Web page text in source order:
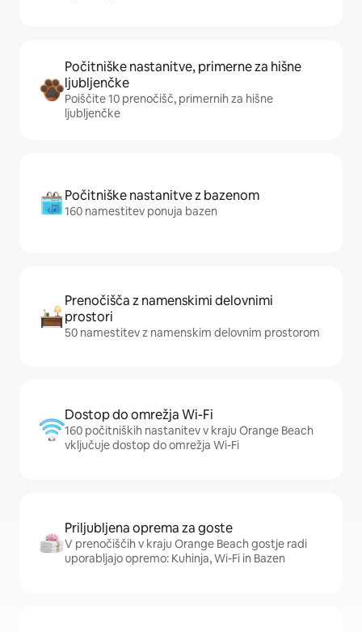
Počitniške nastanitve, primerne za hišne
ljubljenčke
Poiščite 10 prenočišč, primernih za hišne
ljubljenčke
Počitniške nastanitve z bazenom
160 namestitev ponuja bazen
Prenočišča z namenskimi delovnimi
prostori
50 namestitev z namenskim delovnim prostorom
Dostop do omrežja Wi-Fi
160 počitniških nastanitev v kraju Orange Beach
vključuje dostop do omrežja Wi-Fi
Priljubljena oprema za goste
V prenočiščih v kraju Orange Beach gostje radi
uporabljajo opremo: Kuhinja, Wi-Fi in Bazen